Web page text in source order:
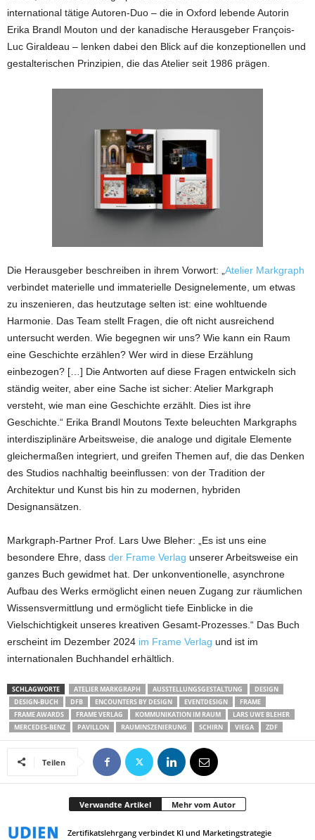
international tätige Autoren-Duo – die in Oxford lebende Autorin
Erika Brandl Mouton und der kanadische Herausgeber François-
Luc Giraldeau – lenken dabei den Blick auf die konzeptionellen und
gestalterischen Prinzipien, die das Atelier seit 1986 prägen.
‍Die Herausgeber beschreiben in ihrem Vorwort: „ Atelier Markgraph
verbindet materielle und immaterielle Designelemente, um etwas
zu inszenieren, das heutzutage selten ist: eine wohltuende
Harmonie. Das Team stellt Fragen, die oft nicht ausreichend
untersucht werden. Wie begegnen wir uns? Wie kann ein Raum
eine Geschichte erzählen? Wer wird in diese Erzählung
einbezogen? […] Die Antworten auf diese Fragen entwickeln sich
ständig weiter, aber eine Sache ist sicher: Atelier Markgraph
versteht, wie man eine Geschichte erzählt. Dies ist ihre
Geschichte.“ Erika Brandl Moutons Texte beleuchten Markgraphs
interdisziplinäre Arbeitsweise, die analoge und digitale Elemente
gleichermaßen integriert, und greifen Themen auf, die das Denken
des Studios nachhaltig beeinflussen: von der Tradition der
Architektur und Kunst bis hin zu modernen, hybriden
Designansätzen.‍
Markgraph-Partner Prof. Lars Uwe Bleher: „Es ist uns eine
besondere Ehre, dass der Frame Verlag unserer Arbeitsweise ein
ganzes Buch gewidmet hat. Der unkonventionelle, asynchrone
Aufbau des Werks ermöglicht einen neuen Zugang zur räumlichen
Wissensvermittlung und ermöglicht tiefe Einblicke in die
Vielschichtigkeit unseres kreativen Gesamt-Prozesses.“ Das Buch
erscheint im Dezember 2024 im Frame Verlag und ist im
internationalen Buchhandel erhältlich.
SCHLAGWORTE ATELIER MARKGRAPH AUSSTELLUNGSGESTALTUNG
DESIGN
DESIGN-BUCH
DFB ENCOUNTERS BY DESIGN EVENTDESIGN
FRAME
FRAME AWARDS
FRAME VERLAG KOMMUNIKATION IM RAUM
LARS UWE BLEHER
MERCEDES-BENZ
PAVILLON RAUMINSZENIERUNG SCHIRN VIEGA ZDF
Teilen
Verwandte Artikel Mehr vom Autor
Zertifikatslehrgang verbindet KI und Marketingstrategie